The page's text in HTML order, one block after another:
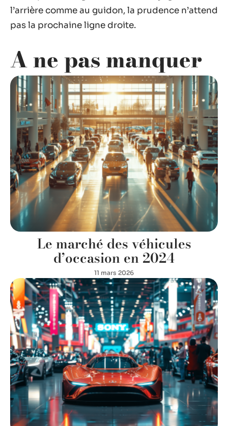
l’arrière comme au guidon, la prudence n’attend
pas la prochaine ligne droite.
A ne pas manquer
Le marché des véhicules
d’occasion en 2024
11 mars 2026